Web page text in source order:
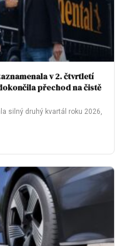
v 2. čtvrtletí
přechod na čistě
silný druhý kvartál roku 2026,